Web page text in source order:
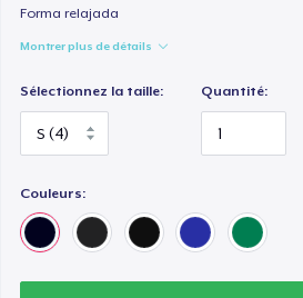
Forma relajada
Montrer plus de détails
Sélectionnez la taille: Quantité:
Couleurs: